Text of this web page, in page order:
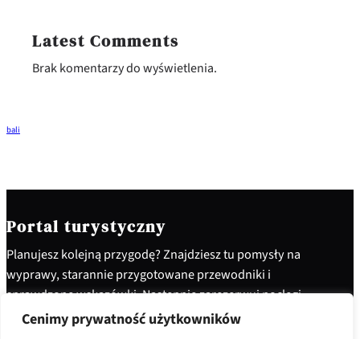
Cenimy prywatność użytkowników
Latest Comments
Brak komentarzy do wyświetlenia.
bali
Portal turystyczny
Planujesz kolejną przygodę? Znajdziesz tu pomysły na
wyprawy, starannie przygotowane przewodniki i
sprawdzone wskazówki. Następnie zarezerwuj noclegi
i ciesz się niezapomnianymi przeżyciami. Ruszaj w